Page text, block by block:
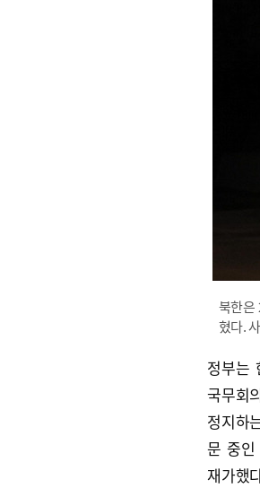
북한은
혔다.
정부는
국무회
정지하
문 중인
재가했